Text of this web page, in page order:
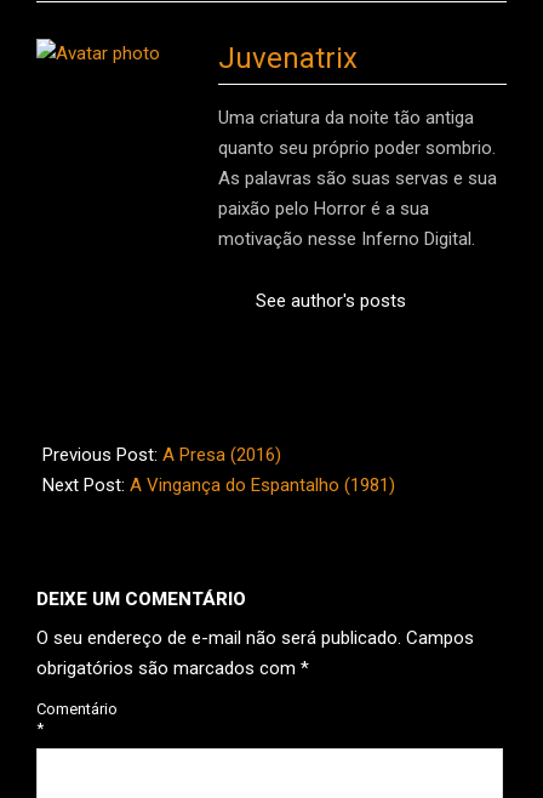
Juvenatrix
Uma criatura da noite tão antiga
quanto seu próprio poder sombrio.
As palavras são suas servas e sua
paixão pelo Horror é a sua
motivação nesse Inferno Digital.
See author's posts
01-
15
Previous Post: A Presa (2016)
Next Post: A Vingança do Espantalho (1981)
DEIXE UM COMENTÁRIO
O seu endereço de e-mail não será publicado. Campos
obrigatórios são marcados com *
Comentário
*